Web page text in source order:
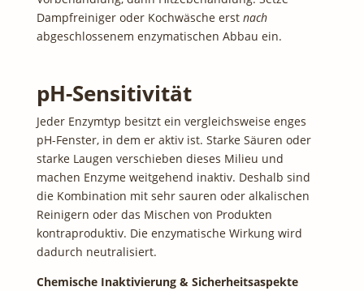
Dampfreiniger oder Kochwäsche erst nach
abgeschlossenem enzymatischen Abbau ein.
pH-Sensitivität
Jeder Enzymtyp besitzt ein vergleichsweise enges
pH-Fenster, in dem er aktiv ist. Starke Säuren oder
starke Laugen verschieben dieses Milieu und
machen Enzyme weitgehend inaktiv. Deshalb sind
die Kombination mit sehr sauren oder alkalischen
Reinigern oder das Mischen von Produkten
kontraproduktiv. Die enzymatische Wirkung wird
dadurch neutralisiert.
Chemische Inaktivierung & Sicherheitsaspekte